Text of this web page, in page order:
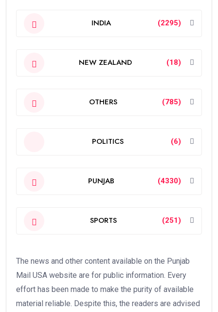
INDIA (2295)
NEW ZEALAND (18)
OTHERS (785)
POLITICS (6)
PUNJAB (4330)
SPORTS (251)
The news and other content available on the Punjab
Mail USA website are for public information. Every
effort has been made to make the purity of available
material reliable. Despite this, the readers are advised